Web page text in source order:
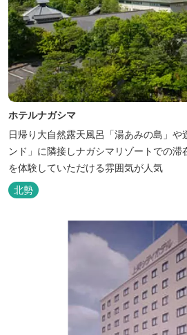
ホテルナガシマ
日帰り大自然露天風呂「湯あみの島」や
ンド」に隣接しナガシマリゾートでの滞
を体験していただける雰囲気が人気
北勢